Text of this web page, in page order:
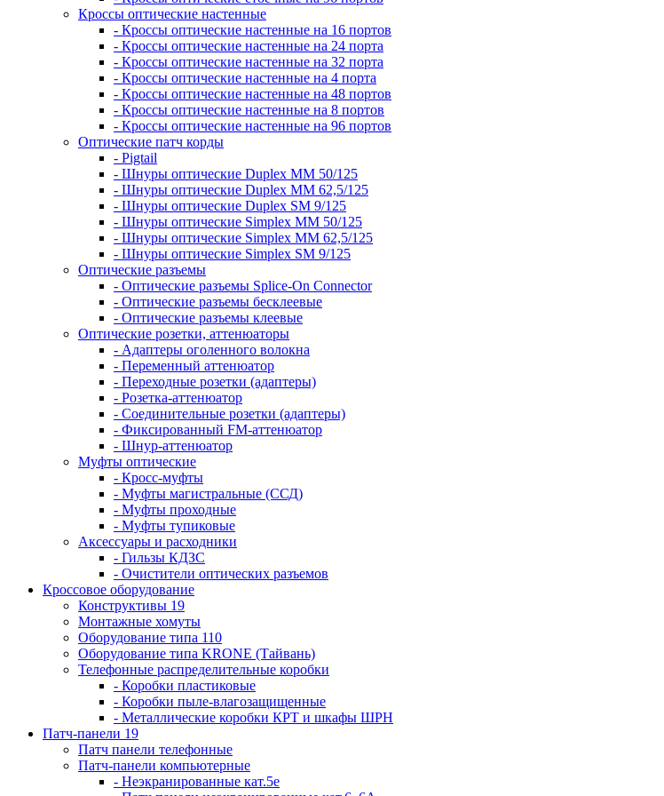
Кроссы оптические настенные
- Кроссы оптические настенные на 16 портов
- Кроссы оптические настенные на 24 порта
- Кроссы оптические настенные на 32 порта
- Кроссы оптические настенные на 4 порта
- Кроссы оптические настенные на 48 портов
- Кроссы оптические настенные на 8 портов
- Кроссы оптические настенные на 96 портов
Оптические патч корды
- Pigtail
- Шнуры оптические Duplex MM 50/125
- Шнуры оптические Duplex MM 62,5/125
- Шнуры оптические Duplex SM 9/125
- Шнуры оптические Simplex MM 50/125
- Шнуры оптические Simplex MM 62,5/125
- Шнуры оптические Simplex SM 9/125
Оптические разъемы
- Оптические разъемы Splice-On Connector
- Оптические разъемы бесклеевые
- Оптические разъемы клеевые
Оптические розетки, аттенюаторы
- Адаптеры оголенного волокна
- Переменный аттенюатор
- Переходные розетки (адаптеры)
- Розетка-аттенюатор
- Соединительные розетки (адаптеры)
- Фиксированный FM-аттенюатор
- Шнур-аттенюатор
Муфты оптические
- Кросс-муфты
- Муфты магистральные (ССД)
- Муфты проходные
- Муфты тупиковые
Аксессуары и расходники
- Гильзы КДЗС
- Очистители оптических разъемов
Кроссовое оборудование
Конструктивы 19
Монтажные хомуты
Оборудование типа 110
Оборудование типа KRONE (Тайвань)
Телефонные распределительные коробки
- Коробки пластиковые
- Коробки пыле-влагозащищенные
- Металлические коробки КРТ и шкафы ШРН
Патч-панели 19
Патч панели телефонные
Патч-панели компьютерные
- Неэкранированные кат.5е